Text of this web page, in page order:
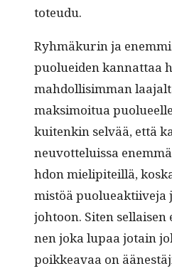
toteudu.
Ryh­mäkurin ja
puoluei­den kan­nat­taa
mah­dol­lisim­man
mak­si­moitua
kuitenkin selvää, että
neu­vot­teluis­sa
hdon mielip­iteil­lä,
mistöä puolueak­ti­ive­ja
johtoon. Siten
nen joka lupaa jotain
poikkeavaa on